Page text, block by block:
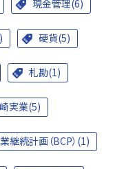
現金管理(6)
硬貨(5)
札勘(1)
実業(5)
継続計画（BCP）(1)